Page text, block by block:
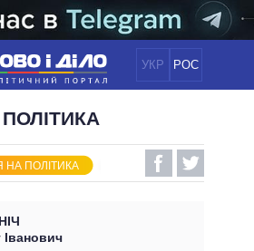
УКР РОС
НОВИНИ
ПОЛІТИКА
ЕКОНОМІКА
ОБIЦЯНКИ
ІНФОГРАФІКА
НА ПОЛІТИКА
Іванович